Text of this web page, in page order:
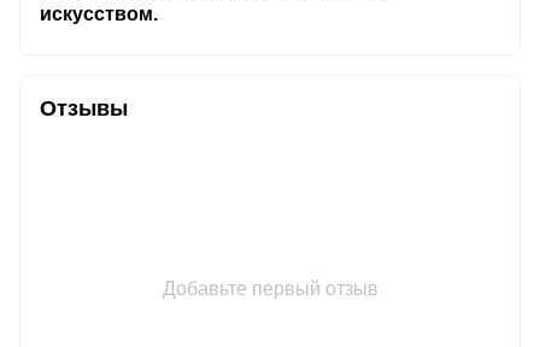
искусством.
Отзывы
Добавьте первый отзыв